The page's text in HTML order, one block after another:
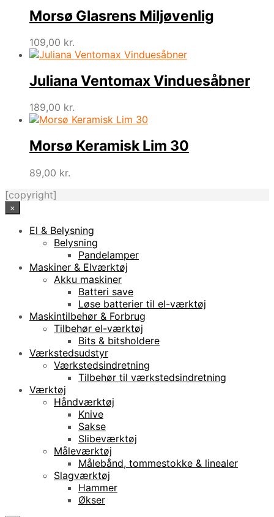
Morsø Glasrens Miljøvenlig
109,00 kr.
Juliana Ventomax Vinduesåbner
189,00 kr.
Morsø Keramisk Lim 30
89,00 kr.
[copyright]
×
El & Belysning
Belysning
Pandelamper
Maskiner & Elværktøj
Akku maskiner
Batteri save
Løse batterier til el-værktøj
Maskintilbehør & Forbrug
Tilbehør el-værktøj
Bits & bitsholdere
Værkstedsudstyr
Værkstedsindretning
Tilbehør til værkstedsindretning
Værktøj
Håndværktøj
Knive
Sakse
Slibeværktøj
Måleværktøj
Målebånd, tommestokke & linealer
Slagværktøj
Hammer
Økser